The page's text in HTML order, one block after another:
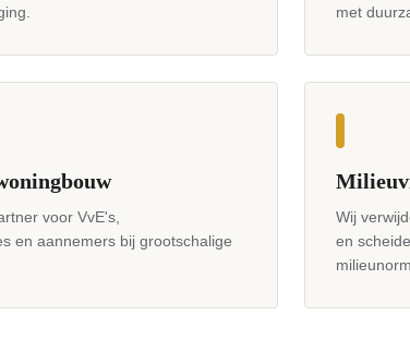
met
voor VvE's,
en aannemers bij grootschalige
Wij
en